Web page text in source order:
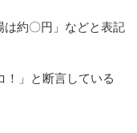
約〇円」などと表記
！」と断言している